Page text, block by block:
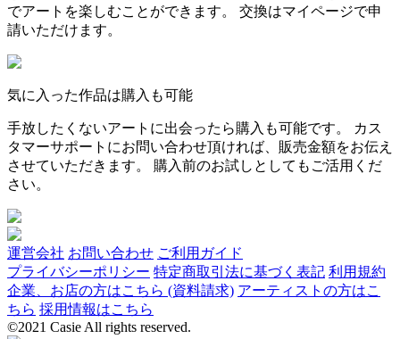
でアートを楽しむことができます。 交換はマイページで申
請いただけます。
気に入った作品は購入も可能
手放したくないアートに出会ったら購入も可能です。 カス
タマーサポートにお問い合わせ頂ければ、販売金額をお伝え
させていただきます。 購入前のお試しとしてもご活用くだ
さい。
運営会社 お問い合わせ ご利用ガイド
プライバシーポリシー 特定商取引法に基づく表記 利用規約
企業、お店の方はこちら (資料請求) アーティストの方はこ
ちら 採用情報はこちら
©2021 Casie All rights reserved.